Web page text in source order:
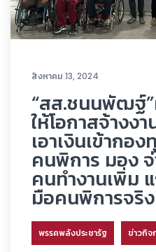
สิงหาคม 13, 2024
“สส.ชนนพัฒฐ์
ให้โอกาสจ้างง
เอาเงินเข้ากอ
คนพิการ มอง
คนทำงานเพิ่ม
มือคนพิการจริง
พรรคพลังประชารัฐ ข่าวกิจ